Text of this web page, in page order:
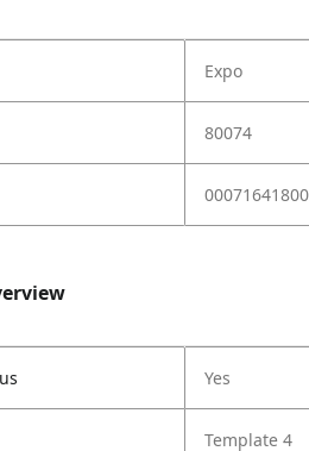
Expo
80074
Yes
Template 4